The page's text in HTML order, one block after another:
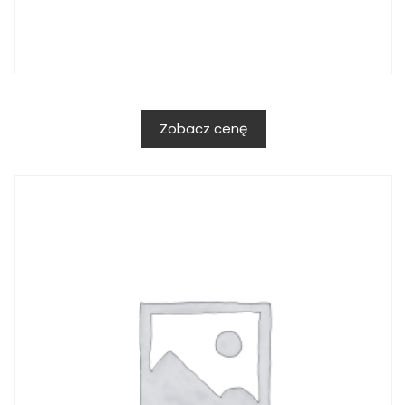
Zobacz cenę